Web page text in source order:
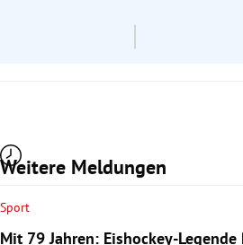
Weitere Meldungen
Sport
Mit 79 Jahren: Eishockey-